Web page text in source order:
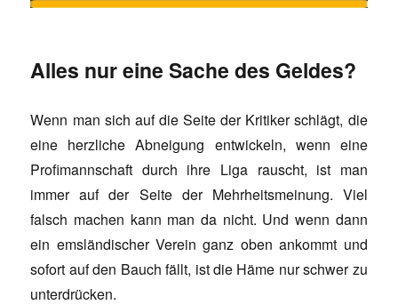
Alles nur eine Sache des Geldes?
Wenn man sich auf die Seite der Kritiker schlägt, die
eine herzliche Abneigung entwickeln, wenn eine
Profimannschaft durch ihre Liga rauscht, ist man
immer auf der Seite der Mehrheitsmeinung. Viel
falsch machen kann man da nicht. Und wenn dann
ein emsländischer Verein ganz oben ankommt und
sofort auf den Bauch fällt, ist die Häme nur schwer zu
unterdrücken.